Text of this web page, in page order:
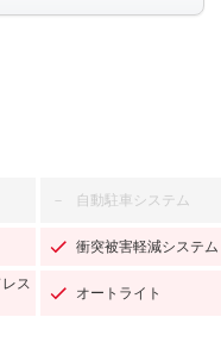
－ 自動駐車システム
衝突被害軽減システム
ス
オートライト